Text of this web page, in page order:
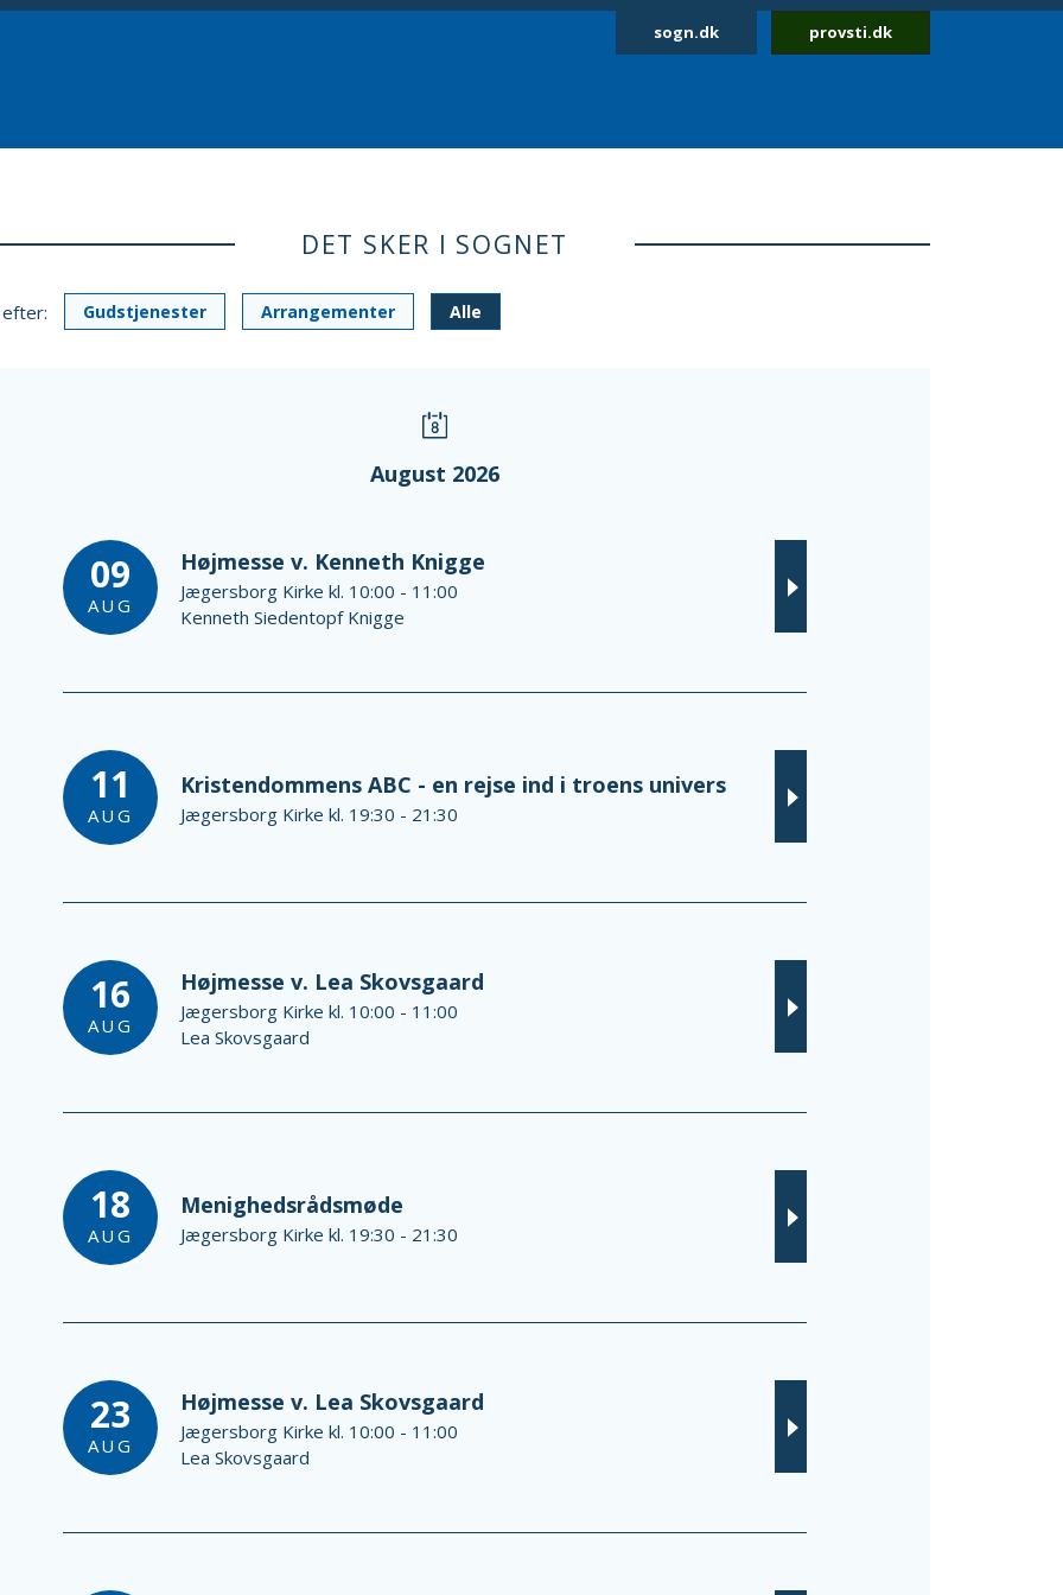
sogn.dk provsti.dk
DET SKER I SOGNET
Gudstjenester Arrangementer Alle
August 2026
09
AUG
Højmesse v. Kenneth Knigge
Jægersborg Kirke kl. 10:00 - 11:00
Kenneth Siedentopf Knigge
11
AUG
Kristendommens ABC - en rejse ind i troens univers
Jægersborg Kirke kl. 19:30 - 21:30
16
AUG
Højmesse v. Lea Skovsgaard
Jægersborg Kirke kl. 10:00 - 11:00
Lea Skovsgaard
18
AUG
Menighedsrådsmøde
Jægersborg Kirke kl. 19:30 - 21:30
23
AUG
Højmesse v. Lea Skovsgaard
Jægersborg Kirke kl. 10:00 - 11:00
Lea Skovsgaard